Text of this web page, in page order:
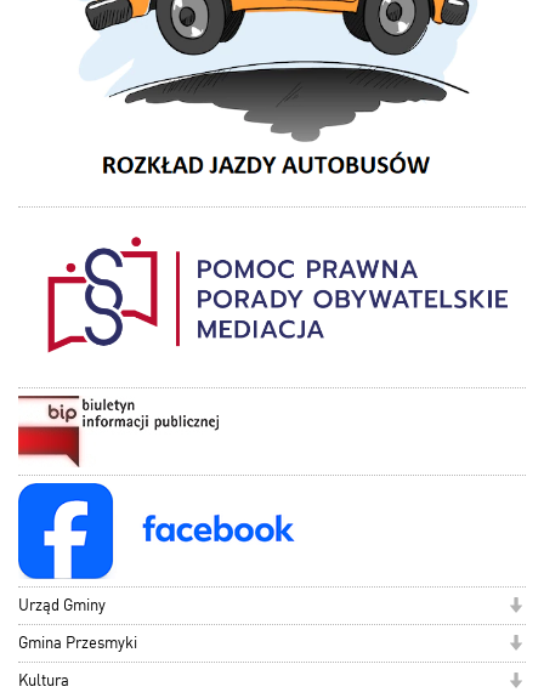
Urząd Gminy
Gmina Przesmyki
Kultura